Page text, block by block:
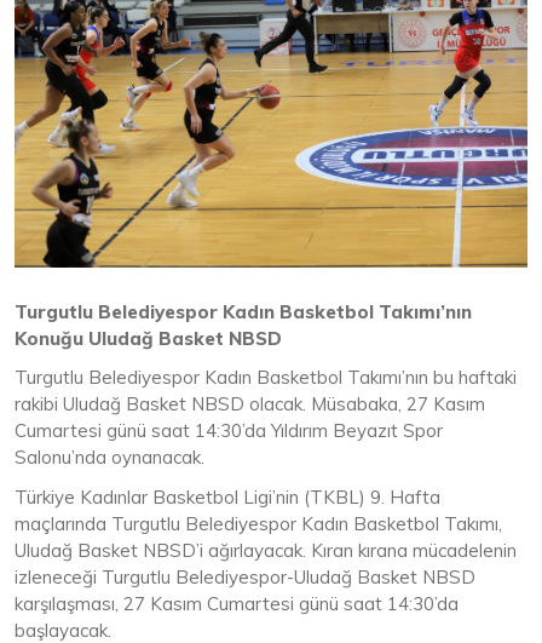
Turgutlu Belediyespor Kadın Basketbol Takımı’nın
Konuğu Uludağ Basket NBSD
Turgutlu Belediyespor Kadın Basketbol Takımı’nın bu haftaki
rakibi Uludağ Basket NBSD olacak. Müsabaka, 27 Kasım
Cumartesi günü saat 14:30’da Yıldırım Beyazıt Spor
Salonu’nda oynanacak.
Türkiye Kadınlar Basketbol Ligi’nin (TKBL) 9. Hafta
maçlarında Turgutlu Belediyespor Kadın Basketbol Takımı,
Uludağ Basket NBSD’i ağırlayacak. Kıran kırana mücadelenin
izleneceği Turgutlu Belediyespor-Uludağ Basket NBSD
karşılaşması, 27 Kasım Cumartesi günü saat 14:30’da
başlayacak.